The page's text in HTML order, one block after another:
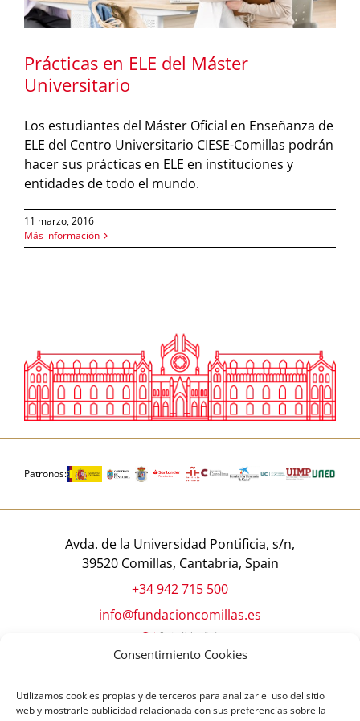
Consentimiento Cookies
Utilizamos cookies propias y de terceros para analizar el uso del sitio
web y mostrarle publicidad relacionada con sus preferencias sobre la
Prácticas en ELE del Máster
Universitario
Los estudiantes del Máster Oficial en Enseñanza de
ELE del Centro Universitario CIESE-Comillas podrán
hacer sus prácticas en ELE en instituciones y
entidades de todo el mundo.
11 marzo, 2016
Más información
Patronos:
Avda. de la Universidad Pontificia, s/n,
39520 Comillas, Cantabria, Spain
+34 942 715 500
info@fundacioncomillas.es